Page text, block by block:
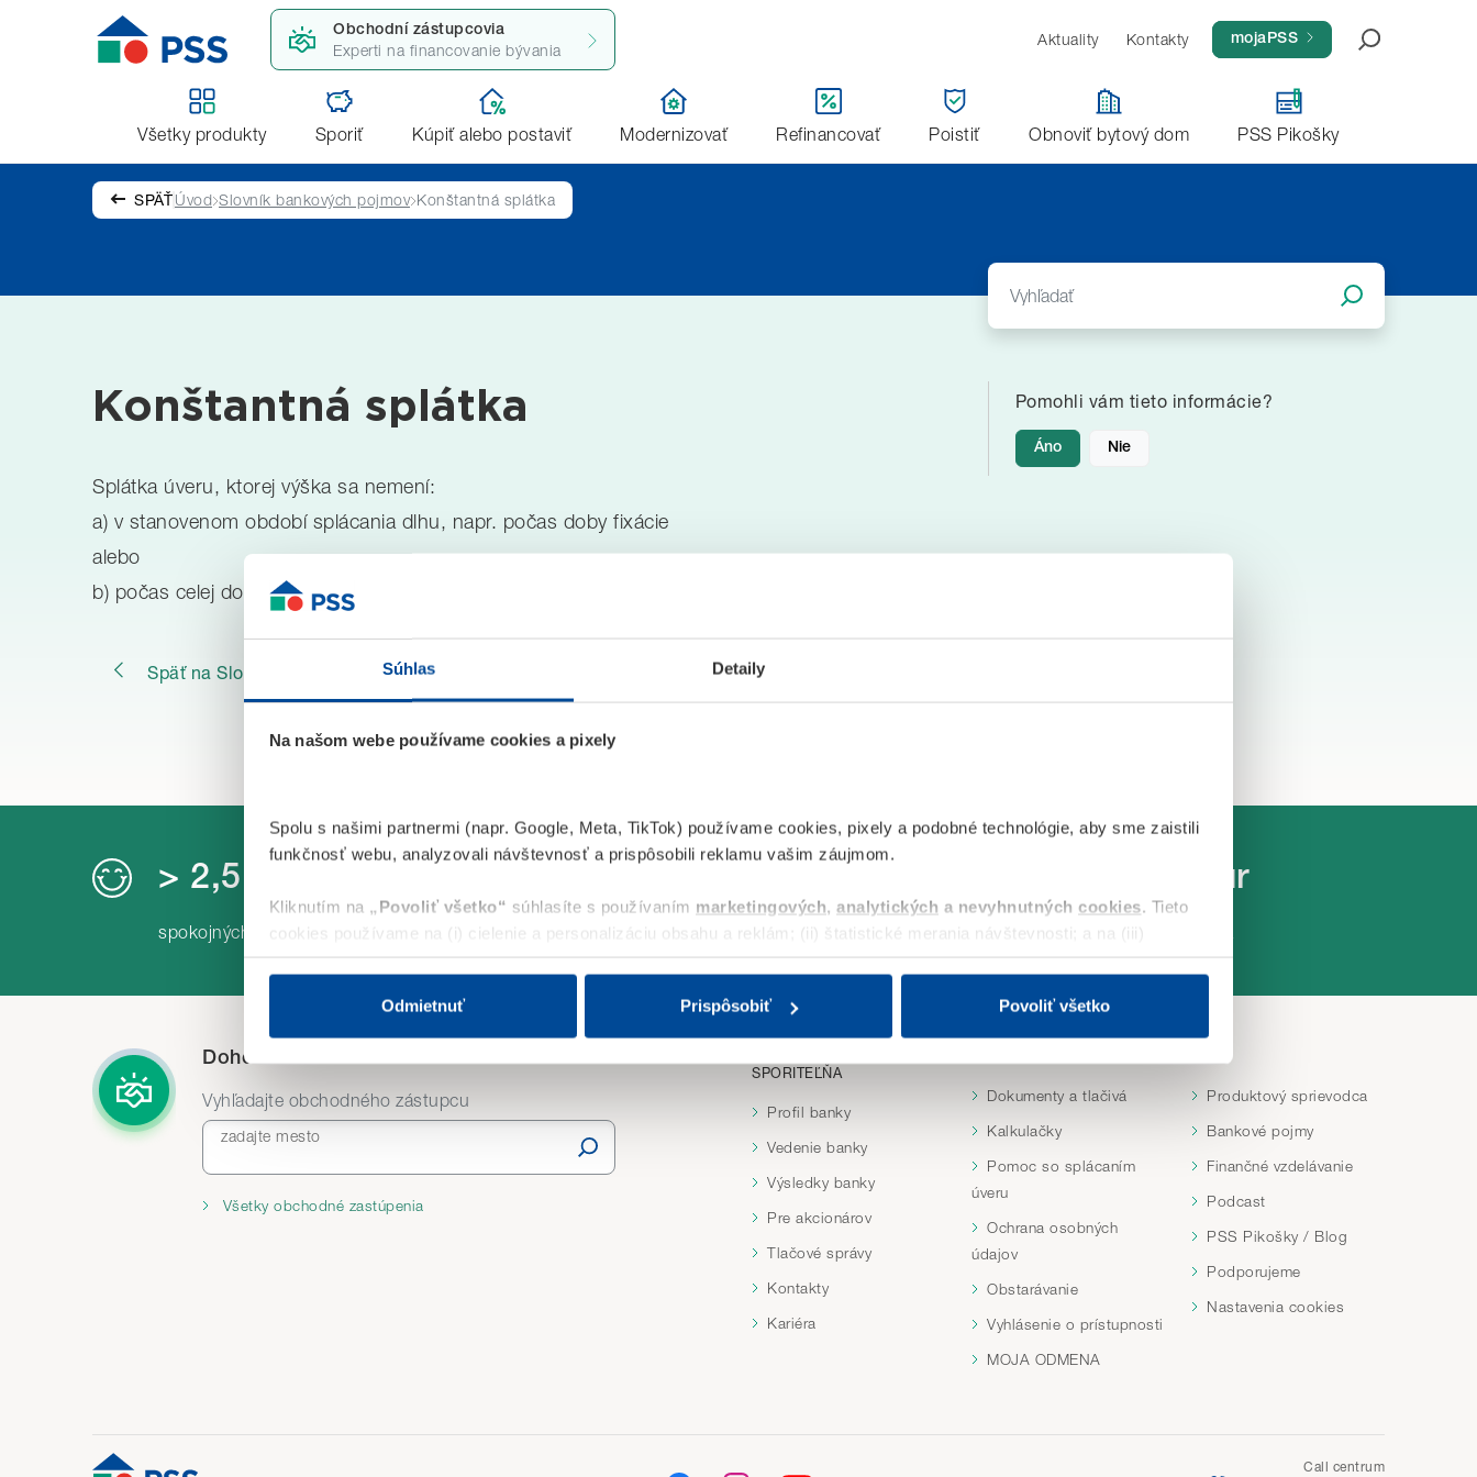
Súhlas Detaily
Na našom webe používame cookies a pixely
Spolu s našimi partnermi (napr. Google, Meta, TikTok) používame cookies, pixely a podobné technológie, aby sme zaistili
funkčnosť webu, analyzovali návštevnosť a prispôsobili reklamu vašim záujmom.
Kliknutím na „Povoliť všetko“ súhlasíte s používaním marketingových, analytických a nevyhnutných cookies. Tieto
cookies používame na (i) cielenie a personalizáciu obsahu a reklám; (ii) štatistické merania návštevnosti; a na (iii)
optimalizáciu a funkčnosť webu. „Povoliť všetko“ zahŕňa aj uloženie Meta Pixelu ako aj cielene reklamy na sociálnych
Ak zvolíte„Odmietnuť“, budeme ukladať iba nevyhnutné (technické) cookies potrebné pre chod webu. Svoje voľby
môžete kedykoľvek zmeniť v časti„Prispôsobiť“.
Detailné informácie o cookies nájdete tu.
Odmietnuť Prispôsobiť Povoliť všetko
Obchodní zástupcovia
Experti na financovanie bývania
Aktuality Kontakty Aktivovať konto
mojaPSS
Všetky produkty Sporiť Kúpiť alebo postaviť Modernizovať Refinancovať Poistiť Obnoviť bytový dom PSS Pikošky
SPÄŤÚvod Slovník bankových pojmov Konštantná splátka
Konštantná splátka
Splátka úveru, ktorej výška sa nemení:
a) v stanovenom období splácania dlhu, napr. počas doby fixácie
alebo
b) počas celej doby splácania dlhu, napr. pri stavebnom úvere.
Pomohli vám tieto informácie?
Áno Nie
Späť na Slovník bankových pojmov
> 2,5 mil.
spokojných klientov uzatvorených zmlúv
> 12 mld. eur
investovaných do bývania
Dohodnite si stretnutie
Vyhľadajte obchodného zástupcu
zadajte mesto
Všetky obchodné zastúpenia
SPORITEĽŇA
Profil banky
Vedenie banky
Výsledky banky
Pre akcionárov
Tlačové správy
Kontakty
Kariéra
Dokumenty a tlačivá
Kalkulačky
Pomoc so splácaním
úveru
Ochrana osobných
údajov
Obstarávanie
Vyhlásenie o prístupnosti
MOJA ODMENA
Produktový sprievodca
Bankové pojmy
Finančné vzdelávanie
Podcast
PSS Pikošky / Blog
Podporujeme
Nastavenia cookies
Call centrum